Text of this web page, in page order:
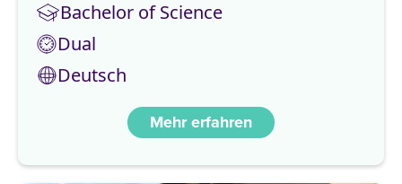
Bachelor of Science
Dual
Deutsch
Mehr erfahren